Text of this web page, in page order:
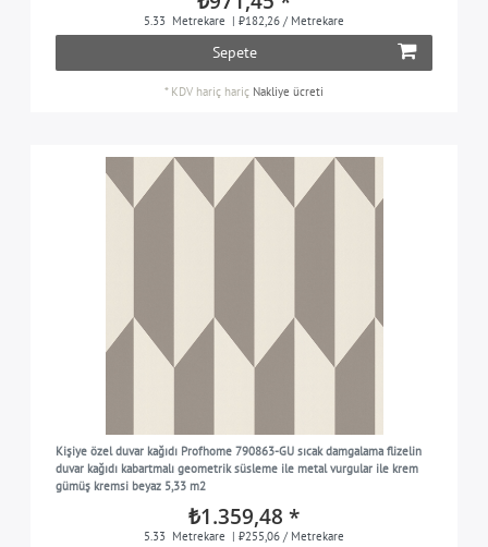
5.33 Metrekare | ₺182,26 / Metrekare
Sepete
* KDV hariç hariç Nakliye ücreti
Kişiye özel duvar kağıdı Profhome 790863-GU sıcak damgalama flizelin
duvar kağıdı kabartmalı geometrik süsleme ile metal vurgular ile krem
gümüş kremsi beyaz 5,33 m2
₺1.359,48 *
5.33 Metrekare | ₺255,06 / Metrekare